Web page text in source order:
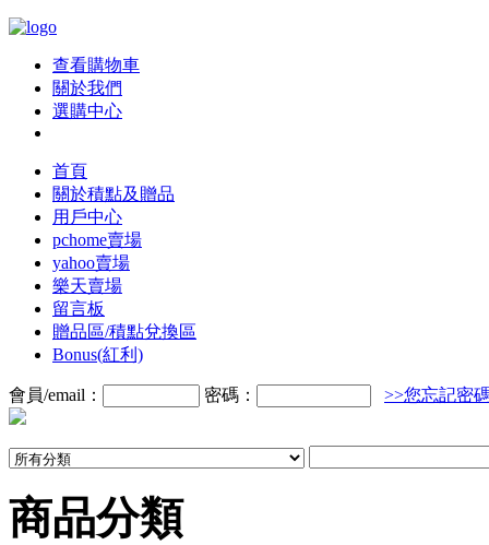
查看購物車
關於我們
選購中心
首頁
關於積點及贈品
用戶中心
pchome賣場
yahoo賣場
樂天賣場
留言板
贈品區/積點兌換區
Bonus(紅利)
會員/email： 密碼： >>您忘記密
商品分類